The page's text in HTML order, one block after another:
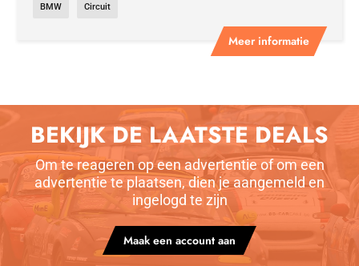
Meer informatie
BMW Circuit
BEKIJK DE LAATSTE DEALS
Om te reageren op een advertentie of om een
advertentie te plaatsen, dien je aangemeld en
ingelogd te zijn
Maak een account aan